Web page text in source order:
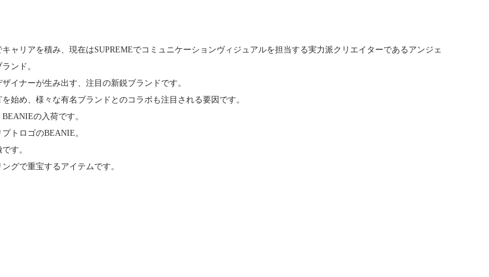
キャリアを積み、現在はSUPREMEでコミュニケーションヴィジュアルを担当する実力派クリエイターであるアンジェ
ンド。
イナーが生み出す、注目の新鋭ブランドです。
始め、様々な有名ブランドとのコラボも注目される要因です。
の入荷です。
トロゴのBEANIE。
す。
グで重宝するアイテムです。